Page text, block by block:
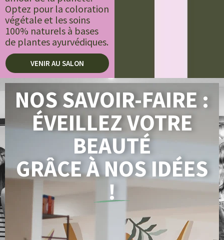
Optez pour la coloration
végétale et les soins
100% naturels à bases
de plantes ayurvédiques.
VENIR AU SALON
NOS SAVOIR-FAIRE :
ÉVEILLEZ VOTRE
BEAUTÉ
GRÂCE À NOS IDÉES
!